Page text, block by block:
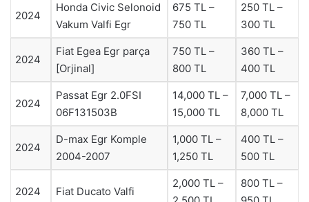
2024
Honda Civic Selonoid
Vakum Valfi Egr
675 TL –
750 TL
250 TL –
300 TL
2024
Fiat Egea Egr parça
[Orjinal]
750 TL –
800 TL
360 TL –
400 TL
2024
Passat Egr 2.0FSI
06F131503B
14,000 TL –
15,000 TL
7,000 TL –
8,000 TL
2024
D-max Egr Komple
2004-2007
1,000 TL –
1,250 TL
400 TL –
500 TL
2024 Fiat Ducato Valfi
2,000 TL –
800 TL –